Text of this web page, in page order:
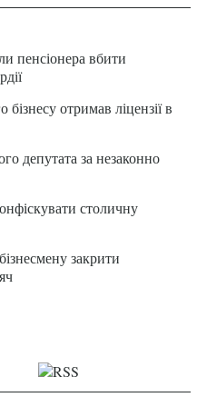
пенсіонера вбити
отримав ліцензії в
депутата за незаконно
столичну
закрити